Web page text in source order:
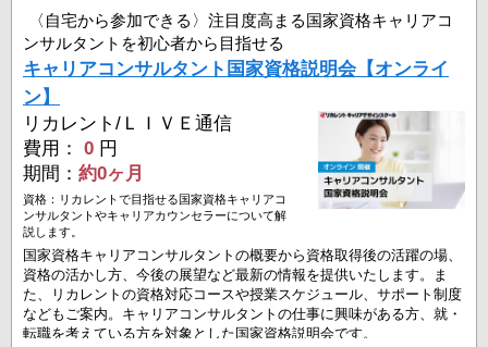
・「※」の日程は、リカレント専任講師による授業体験付きです。
－－説明会内容－－
・カウンセラーに必要な知識・スキル
・専門資格の種類と概要
・資格取得後のキャリアと活躍領域について
・開設40周年を迎えるリカレントの ...
〈自宅から参加できる〉注目度高まる国家資格キャリアコ
ンサルタントを初心者から目指せる
キャリアコンサルタント国家資格説明会【オンライ
ン】
リカレント/ＬＩＶＥ通信
費用：
0 円
期間： 約0ヶ月
資格：リカレントで目指せる国家資格キャリアコ
ンサルタントやキャリアカウンセラーについて解
説します。
国家資格キャリアコンサルタントの概要から資格取得後の活躍の場、
資格の活かし方、今後の展望など最新の情報を提供いたします。ま
た、リカレントの資格対応コースや授業スケジュール、サポート制度
などもご案内。キャリアコンサルタントの仕事に興味がある方、就・
転職を考えている方を対象とした国家資格説明会です。